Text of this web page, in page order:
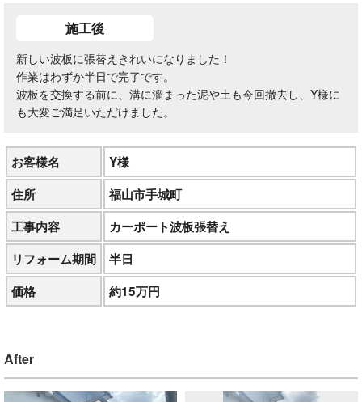
施工後
新しい波板に張替えきれいになりました！
作業はわずか半日で完了です。
波板を交換する前に、溝に溜まった泥や土も今回撤去し、Y様に
も大変ご満足いただけました。
お客様名
Y様
住所
福山市手城町
工事内容
カーポート波板張替え
リフォーム期間
半日
価格
約15万円
After